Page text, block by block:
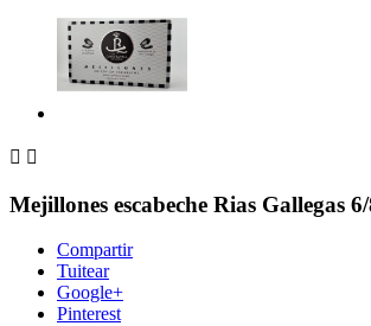
 
Mejillones escabeche Rias Gallegas
Compartir
Tuitear
Google+
Pinterest